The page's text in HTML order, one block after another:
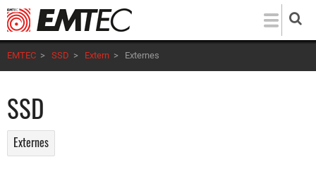
Direkt
zum
Inhalt
EMTEC > SSD > Extern > Externes
SSD
Externes